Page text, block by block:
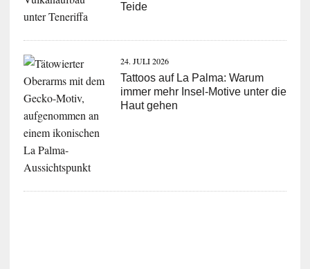
Teide
24. JULI 2026
Tattoos auf La Palma: Warum
immer mehr Insel-Motive unter die
Haut gehen